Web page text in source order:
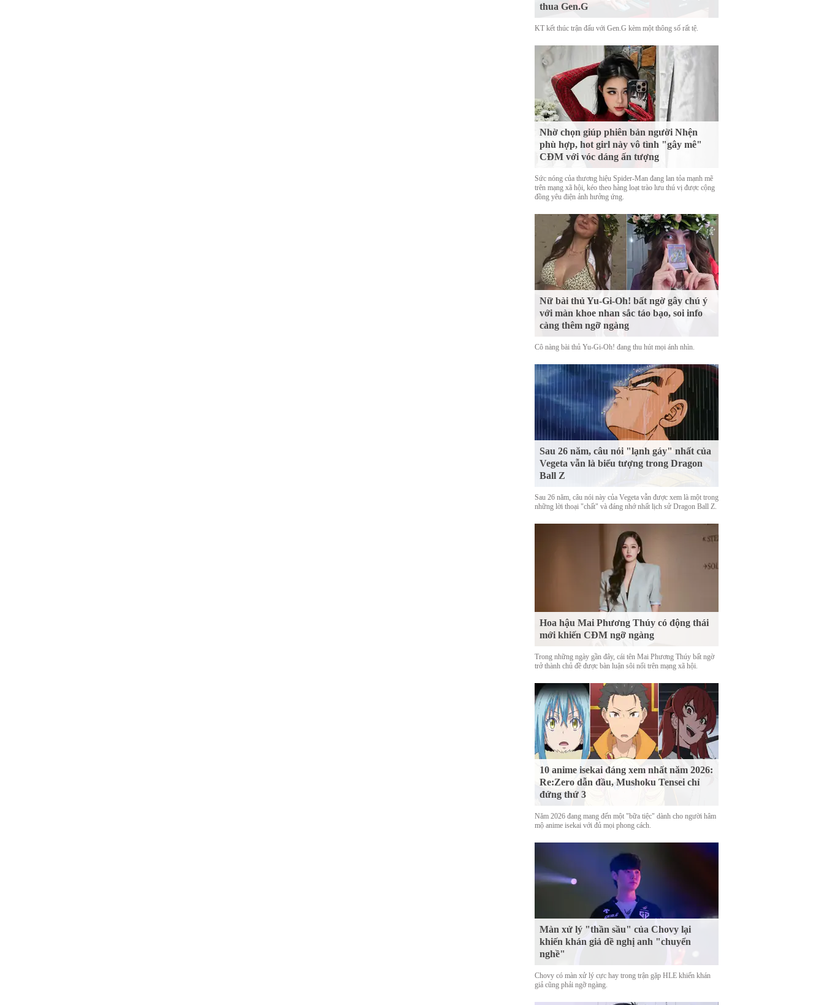
thua Gen.G
KT kết thúc trận đấu với Gen.G kèm một thông số rất tệ.
Nhờ chọn giúp phiên bản người Nhện
phù hợp, hot girl này vô tình "gây mê"
CĐM với vóc dáng ấn tượng
Sức nóng của thương hiệu Spider-Man đang lan tỏa mạnh mẽ
trên mạng xã hội, kéo theo hàng loạt trào lưu thú vị được cộng
đồng yêu điện ảnh hưởng ứng.
Nữ bài thủ Yu-Gi-Oh! bất ngờ gây chú ý
với màn khoe nhan sắc táo bạo, soi info
càng thêm ngỡ ngàng
Cô nàng bài thủ Yu-Gi-Oh! đang thu hút mọi ánh nhìn.
Sau 26 năm, câu nói "lạnh gáy" nhất của
Vegeta vẫn là biểu tượng trong Dragon
Ball Z
Sau 26 năm, câu nói này của Vegeta vẫn được xem là một trong
những lời thoại "chất" và đáng nhớ nhất lịch sử Dragon Ball Z.
Hoa hậu Mai Phương Thúy có động thái
mới khiến CĐM ngỡ ngàng
Trong những ngày gần đây, cái tên Mai Phương Thúy bất ngờ
trở thành chủ đề được bàn luận sôi nổi trên mạng xã hội.
10 anime isekai đáng xem nhất năm 2026:
Re:Zero dẫn đầu, Mushoku Tensei chỉ
đứng thứ 3
Năm 2026 đang mang đến một "bữa tiệc" dành cho người hâm
mộ anime isekai với đủ mọi phong cách.
Màn xử lý "thần sầu" của Chovy lại
khiến khán giả đề nghị anh "chuyển
nghề"
Chovy có màn xử lý cực hay trong trận gặp HLE khiến khán
giả cũng phải ngỡ ngàng.